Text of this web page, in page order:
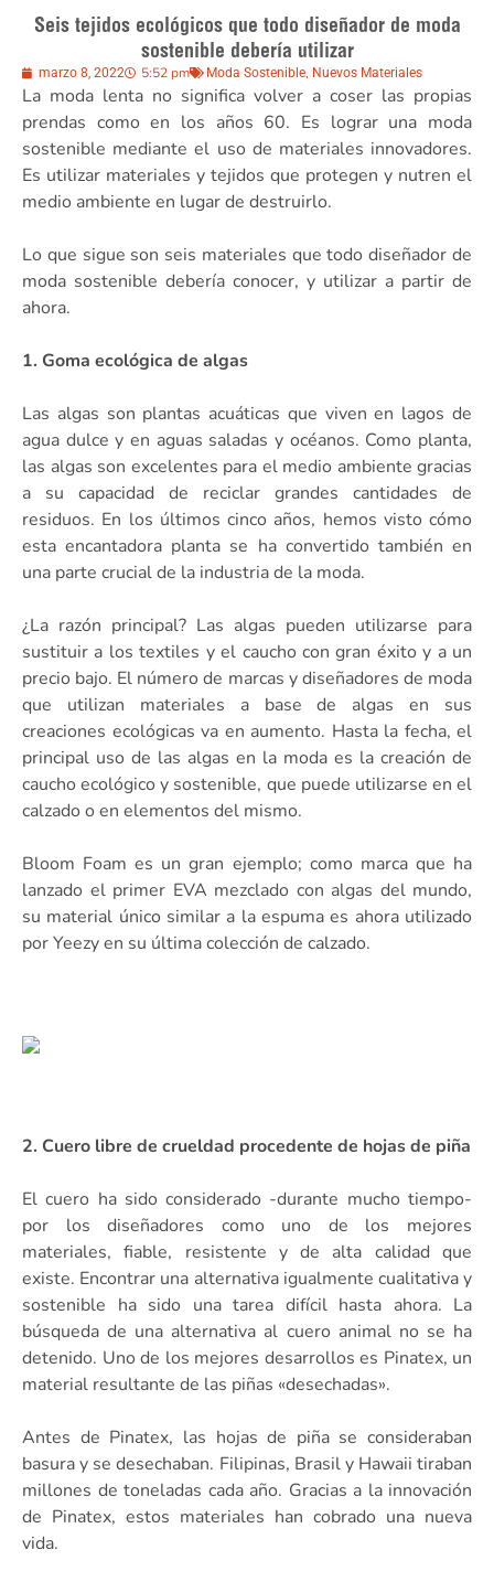
Seis tejidos ecológicos que todo diseñador de moda
sostenible debería utilizar
marzo 8, 2022 5:52 pm Moda Sostenible, Nuevos Materiales
La moda lenta no significa volver a coser las propias
prendas como en los años 60. Es lograr una moda
sostenible mediante el uso de materiales innovadores.
Es utilizar materiales y tejidos que protegen y nutren el
medio ambiente en lugar de destruirlo.
Lo que sigue son seis materiales que todo diseñador de
moda sostenible debería conocer, y utilizar a partir de
ahora.
1. Goma ecológica de algas
Las algas son plantas acuáticas que viven en lagos de
agua dulce y en aguas saladas y océanos. Como planta,
las algas son excelentes para el medio ambiente gracias
a su capacidad de reciclar grandes cantidades de
residuos. En los últimos cinco años, hemos visto cómo
esta encantadora planta se ha convertido también en
una parte crucial de la industria de la moda.
¿La razón principal? Las algas pueden utilizarse para
sustituir a los textiles y el caucho con gran éxito y a un
precio bajo. El número de marcas y diseñadores de moda
que utilizan materiales a base de algas en sus
creaciones ecológicas va en aumento. Hasta la fecha, el
principal uso de las algas en la moda es la creación de
caucho ecológico y sostenible, que puede utilizarse en el
calzado o en elementos del mismo.
Bloom Foam es un gran ejemplo; como marca que ha
lanzado el primer EVA mezclado con algas del mundo,
su material único similar a la espuma es ahora utilizado
por Yeezy en su última colección de calzado.
2. Cuero libre de crueldad procedente de hojas de piña
El cuero ha sido considerado -durante mucho tiempo-
por los diseñadores como uno de los mejores
materiales, fiable, resistente y de alta calidad que
existe. Encontrar una alternativa igualmente cualitativa y
sostenible ha sido una tarea difícil hasta ahora. La
búsqueda de una alternativa al cuero animal no se ha
detenido. Uno de los mejores desarrollos es Pinatex, un
material resultante de las piñas «desechadas».
Antes de Pinatex, las hojas de piña se consideraban
basura y se desechaban. Filipinas, Brasil y Hawaii tiraban
millones de toneladas cada año. Gracias a la innovación
de Pinatex, estos materiales han cobrado una nueva
vida.